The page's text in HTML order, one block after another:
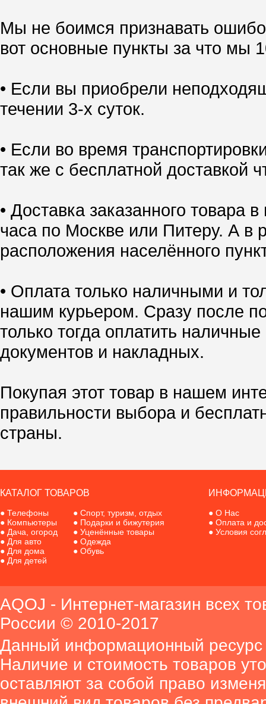
Мы не боимся признавать
вот основные пункты за что мы
• Если вы приобрели
течении 3-х суток.
• Если во время
так же с бесплатной доставкой
• Доставка заказанного товара
часа по Москве или Питеру. А в
расположения населённого
• Оплата только наличными и
нашим курьером. Сразу после
только тогда оплатить
документов и накладных.
Покупая этот товар в нашем
правильности выбора и
страны.
КАТАЛОГ ТОВАРОВ
● Телефоны
● Компьютеры
● Дача, огород
● Для авто
● Для дома
● Для детей
● Спорт, туризм, отдых
● Подарки и бижутерия
● Уценённые товары
● Одежда
● Обувь
● О Нас
● Оплата и
● Условия
AQOJ - Интернет-магазин всех
России © 2010-2017
Данный информационный ресурс
Наличие и стоимость товаров
оставляют за собой право